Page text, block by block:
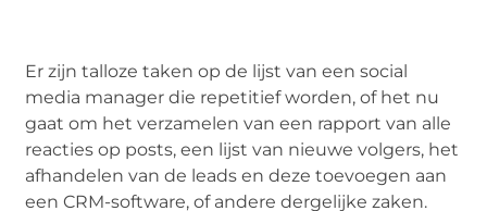
Er zijn talloze taken op de lijst van een social
media manager die repetitief worden, of het nu
gaat om het verzamelen van een rapport van alle
reacties op posts, een lijst van nieuwe volgers, het
afhandelen van de leads en deze toevoegen aan
een CRM-software, of andere dergelijke zaken.